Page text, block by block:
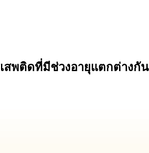
สพติดที่มีช่วงอายุแตกต่างกัน